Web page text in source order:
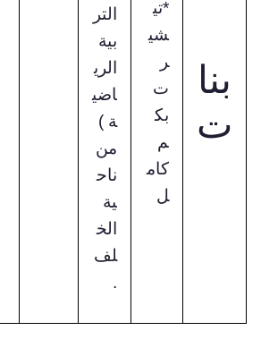
التر
بية
الري
اضي
ة )
من
ناح
ية
الخ
لف
.
بنا
ت
*تي
شي
ر
ت
بك
م
كام
ل